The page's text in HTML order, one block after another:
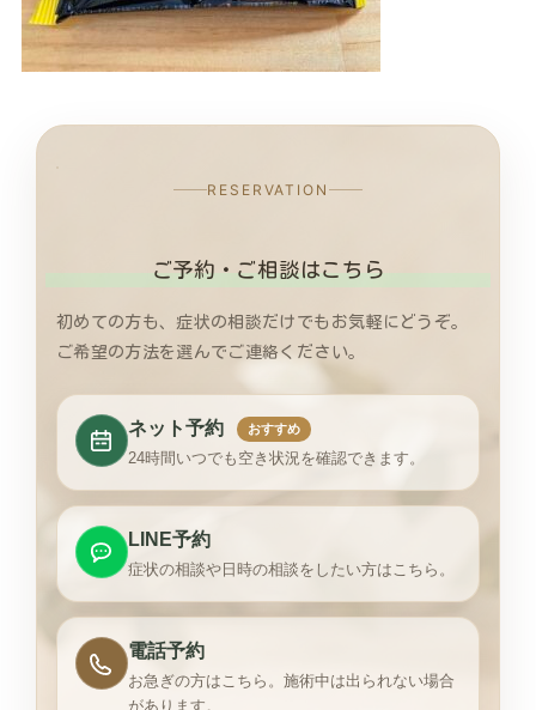
RESERVATION
ご予約・ご相談はこちら
初めての方も、症状の相談だけでもお気軽にどうぞ。
ご希望の方法を選んでご連絡ください。
ネット予約 おすすめ
24時間いつでも空き状況を確認できます。
LINE予約
症状の相談や日時の相談をしたい方はこちら。
電話予約
お急ぎの方はこちら。施術中は出られない場合
があります。